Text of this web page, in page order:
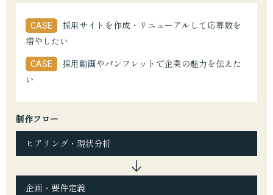
CASE
採用サイトを作成・リニューアルして応募数を
増やしたい
CASE
採用動画やパンフレットで企業の魅力を伝えた
い
制作フロー
ヒアリング・現状分析
企画・要件定義